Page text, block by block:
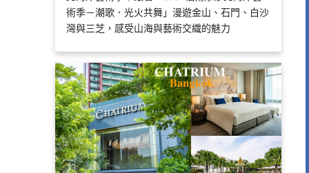
術季－潮歌．光火共舞」漫遊金山、石門、白沙
灣與三芝，感受山海與藝術交織的魅力